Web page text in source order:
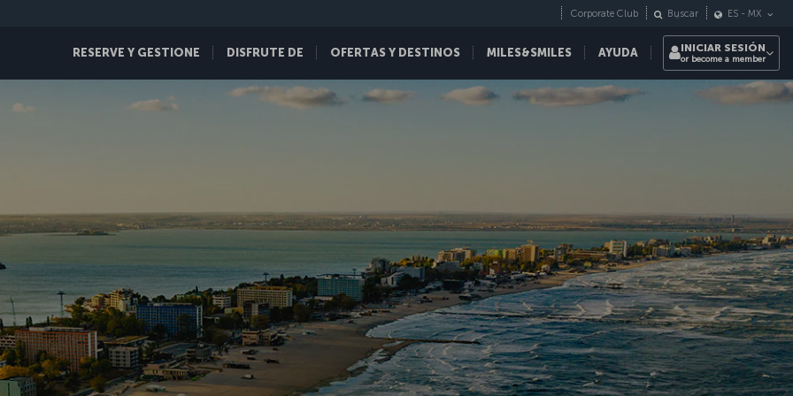
RESERVE Y GESTIONE DISFRUTE DE OFERTAS Y DESTINOS MILES&SMILES AYUDA
Corporate Club Buscar ES - MX
INICIAR SESIÓN
or become a member